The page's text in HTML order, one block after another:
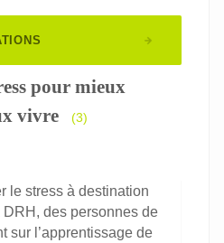
pour mieux
vivre
(3)
le stress à destination
des personnes de
sur l’apprentissage de